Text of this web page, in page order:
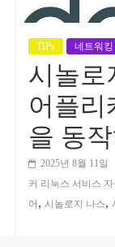
TIPs 네트워킹
시놀로
어플리
을 동
2025년 8월 11일
커 리눅스 서비스
어 , 시놀로지 나스,